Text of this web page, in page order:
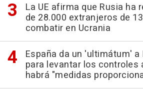
La UE afirma que Rusia ha
de 28.000 extranjeros de
combatir en Ucrania
España da un 'ultimátum'
para levantar los controles
habrá "medidas